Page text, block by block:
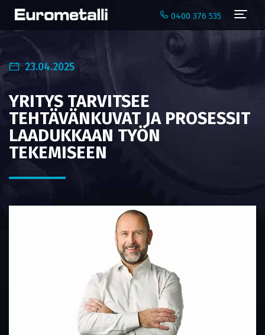
0400 376 535
23.04.2025
YRITYS TARVITSEE
TEHTÄVÄNKUVAT JA PROSESSIT
LAADUKKAAN TYÖN
TEKEMISEEN